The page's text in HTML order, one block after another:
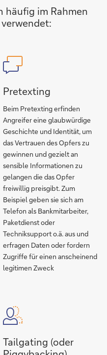
häufig im Rahmen
Pretexting
Beim Pretexting erfinden
Angreifer eine glaubwürdige
Geschichte und Identität, um
das Vertrauen des Opfers zu
gewinnen und gezielt an
sensible Informationen zu
gelangen die das Opfer
freiwillig preisgibt. Zum
Beispiel geben sie sich am
Telefon als Bankmitarbeiter,
Paketdienst oder
Techniksupport o.ä. aus und
erfragen Daten oder fordern
Zugriffe für einen anscheinend
legitimen Zweck
Tailgating (oder